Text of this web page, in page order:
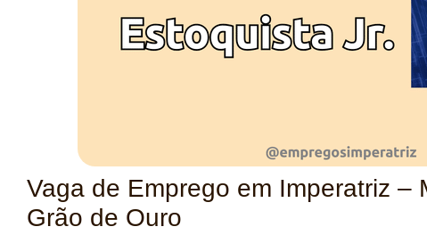
Vaga de Emprego em Imperatriz –
Grão de Ouro